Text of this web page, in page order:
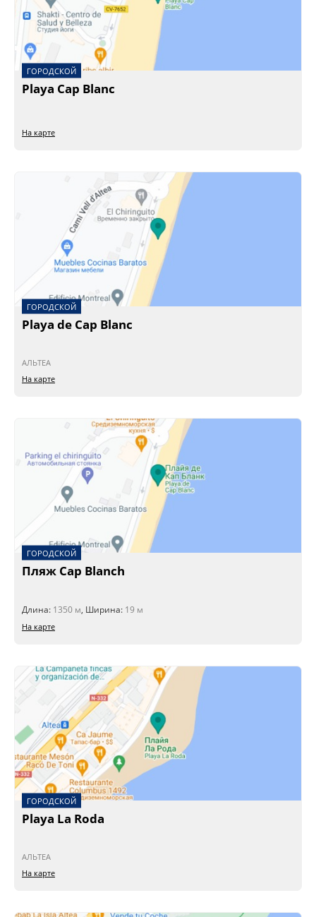
ГОРОДСКОЙ
Playa Cap Blanc
На карте
ГОРОДСКОЙ
Playa de Cap Blanc
АЛЬТЕА
На карте
ГОРОДСКОЙ
Пляж Cap Blanch
Длина: 1350 м, Ширина: 19 м
На карте
ГОРОДСКОЙ
Playa La Roda
АЛЬТЕА
На карте